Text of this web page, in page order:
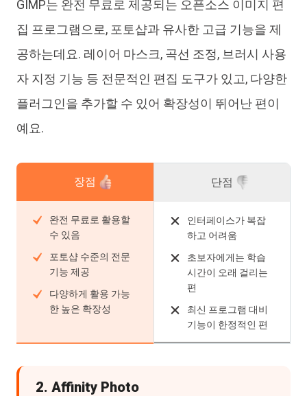
GIMP는 완전 무료로 제공되는 오픈소스 이미지 편
집 프로그램으로, 포토샵과 유사한 고급 기능을 제
공하는데요. 레이어 마스크, 곡선 조정, 브러시 사용
자 지정 기능 등 전문적인 편집 도구가 있고, 다양한
플러그인을 추가할 수 있어 확장성이 뛰어난 편이
예요.
장점
완전 무료로 활용할
수 있음
포토샵 수준의 전문
기능 제공
다양하게 활용 가능
한 높은 확장성
단점
인터페이스가 복잡
하고 어려움
초보자에게는 학습
시간이 오래 걸리는
편
최신 프로그램 대비
기능이 한정적인 편
2. Affinity Photo